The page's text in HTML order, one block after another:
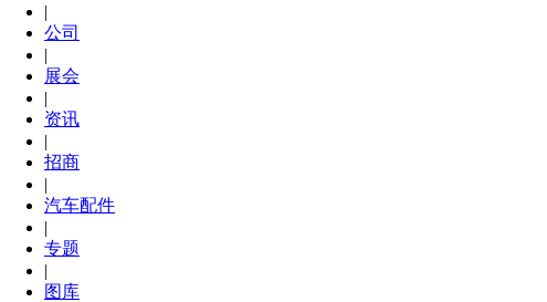
|
公司
|
展会
|
资讯
|
招商
|
汽车配件
|
专题
|
图库